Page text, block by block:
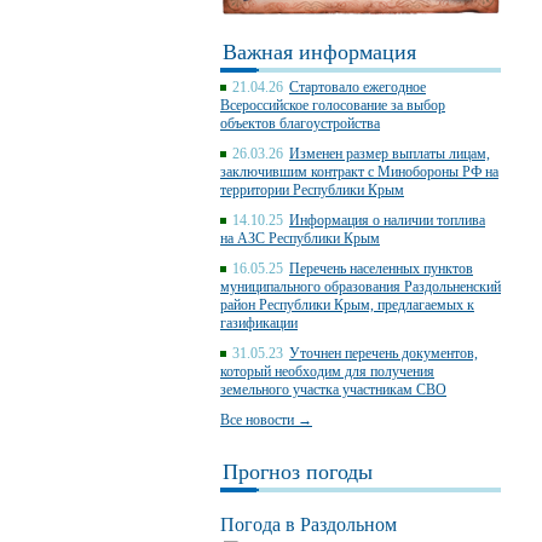
Важная информация
21.04.26 Стартовало ежегодное
Всероссийское голосование за выбор
объектов благоустройства
26.03.26 Изменен размер выплаты лицам,
заключившим контракт с Минобороны РФ на
территории Республики Крым
14.10.25 Информация о наличии топлива
на АЗС Республики Крым
16.05.25 Перечень населенных пунктов
муниципального образования Раздольненский
район Республики Крым, предлагаемых к
газификации
31.05.23 Уточнен перечень документов,
который необходим для получения
земельного участка участникам СВО
Все новости →
Прогноз погоды
Погода в Раздольном